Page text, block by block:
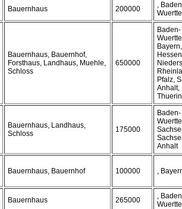
Bauernhaus 200000
,
Bauernhaus, Bauernhof,
Forsthaus, Landhaus, Muehle,
Schloss
650000
Baden-
Bayern,
Pfalz,
Anhalt,
Bauernhaus, Landhaus,
Schloss
175000
Baden-
Anhalt
Bauernhaus, Bauernhof 100000 ,
Bauernhaus 265000
,